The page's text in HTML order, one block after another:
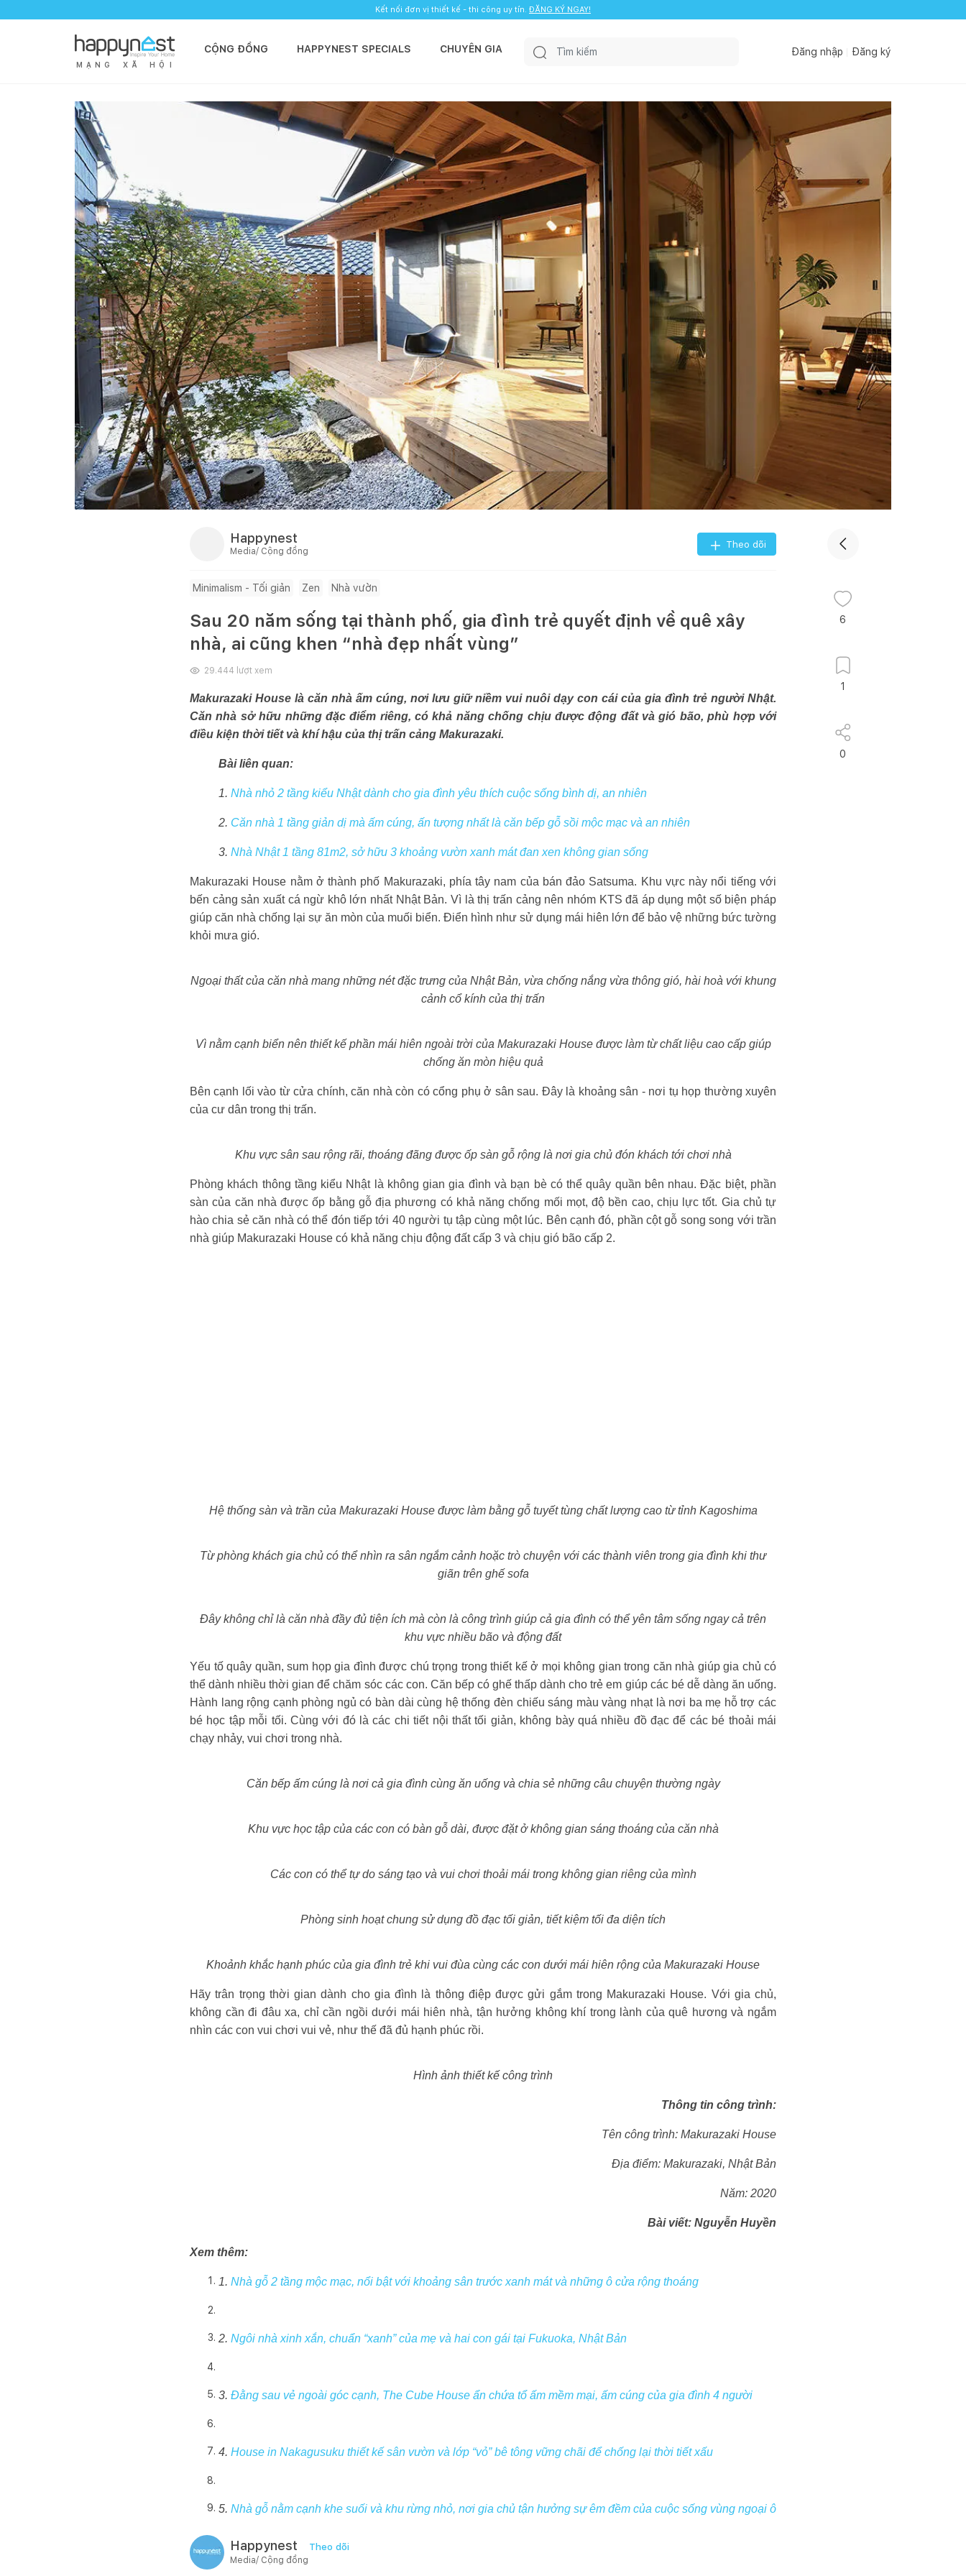
Kết nối đơn vị thiết kế - thi công uy tín. ĐĂNG KÝ NGAY!
M Ạ N G X Ã H Ộ I
CỘNG ĐỒNG HAPPYNEST SPECIALS CHUYÊN GIA Đăng nhập Đăng ký
Happynest
Media/ Cộng đồng
Theo dõi
Minimalism - Tối giản Zen Nhà vườn
Sau 20 năm sống tại thành phố, gia đình trẻ quyết định về quê xây
nhà, ai cũng khen “nhà đẹp nhất vùng”
29.444 lượt xem
Makurazaki House là căn nhà ấm cúng, nơi lưu giữ niềm vui nuôi dạy con cái của gia đình trẻ người Nhật.
Căn nhà sở hữu những đặc điểm riêng, có khả năng chống chịu được động đất và gió bão, phù hợp với
điều kiện thời tiết và khí hậu của thị trấn cảng Makurazaki.
Bài liên quan:
1. Nhà nhỏ 2 tầng kiểu Nhật dành cho gia đình yêu thích cuộc sống bình dị, an nhiên
2. Căn nhà 1 tầng giản dị mà ấm cúng, ấn tượng nhất là căn bếp gỗ sồi mộc mạc và an nhiên
3. Nhà Nhật 1 tầng 81m2, sở hữu 3 khoảng vườn xanh mát đan xen không gian sống
Makurazaki House nằm ở thành phố Makurazaki, phía tây nam của bán đảo Satsuma. Khu vực này nổi tiếng với
bến cảng sản xuất cá ngừ khô lớn nhất Nhật Bản. Vì là thị trấn cảng nên nhóm KTS đã áp dụng một số biện pháp
giúp căn nhà chống lại sự ăn mòn của muối biển. Điển hình như sử dụng mái hiên lớn để bảo vệ những bức tường
khỏi mưa gió.
Ngoại thất của căn nhà mang những nét đặc trưng của Nhật Bản, vừa chống nắng vừa thông gió, hài hoà với khung
cảnh cổ kính của thị trấn
Vì nằm cạnh biển nên thiết kế phần mái hiên ngoài trời của Makurazaki House được làm từ chất liệu cao cấp giúp
chống ăn mòn hiệu quả
Bên cạnh lối vào từ cửa chính, căn nhà còn có cổng phụ ở sân sau. Đây là khoảng sân - nơi tụ họp thường xuyên
của cư dân trong thị trấn.
Khu vực sân sau rộng rãi, thoáng đãng được ốp sàn gỗ rộng là nơi gia chủ đón khách tới chơi nhà
Phòng khách thông tầng kiểu Nhật là không gian gia đình và bạn bè có thể quây quần bên nhau. Đặc biệt, phần
sàn của căn nhà được ốp bằng gỗ địa phương có khả năng chống mối mọt, độ bền cao, chịu lực tốt. Gia chủ tự
hào chia sẻ căn nhà có thể đón tiếp tới 40 người tụ tập cùng một lúc. Bên cạnh đó, phần cột gỗ song song với trần
nhà giúp Makurazaki House có khả năng chịu động đất cấp 3 và chịu gió bão cấp 2.
Hệ thống sàn và trần của Makurazaki House được làm bằng gỗ tuyết tùng chất lượng cao từ tỉnh Kagoshima
Từ phòng khách gia chủ có thể nhìn ra sân ngắm cảnh hoặc trò chuyện với các thành viên trong gia đình khi thư
giãn trên ghế sofa
Đây không chỉ là căn nhà đầy đủ tiện ích mà còn là công trình giúp cả gia đình có thể yên tâm sống ngay cả trên
khu vực nhiều bão và động đất
Yếu tố quây quần, sum họp gia đình được chú trọng trong thiết kế ở mọi không gian trong căn nhà giúp gia chủ có
thể dành nhiều thời gian để chăm sóc các con. Căn bếp có ghế thấp dành cho trẻ em giúp các bé dễ dàng ăn uống.
Hành lang rộng cạnh phòng ngủ có bàn dài cùng hệ thống đèn chiếu sáng màu vàng nhạt là nơi ba mẹ hỗ trợ các
bé học tập mỗi tối. Cùng với đó là các chi tiết nội thất tối giản, không bày quá nhiều đồ đạc để các bé thoải mái
chạy nhảy, vui chơi trong nhà.
Căn bếp ấm cúng là nơi cả gia đình cùng ăn uống và chia sẻ những câu chuyện thường ngày
Khu vực học tập của các con có bàn gỗ dài, được đặt ở không gian sáng thoáng của căn nhà
Các con có thể tự do sáng tạo và vui chơi thoải mái trong không gian riêng của mình
Phòng sinh hoạt chung sử dụng đồ đạc tối giản, tiết kiệm tối đa diện tích
Khoảnh khắc hạnh phúc của gia đình trẻ khi vui đùa cùng các con dưới mái hiên rộng của Makurazaki House
Hãy trân trọng thời gian dành cho gia đình là thông điệp được gửi gắm trong Makurazaki House. Với gia chủ,
không cần đi đâu xa, chỉ cần ngồi dưới mái hiên nhà, tận hưởng không khí trong lành của quê hương và ngắm
nhìn các con vui chơi vui vẻ, như thế đã đủ hạnh phúc rồi.
Hình ảnh thiết kế công trình
Thông tin công trình:
Tên công trình: Makurazaki House
Địa điểm: Makurazaki, Nhật Bản
Năm: 2020
Bài viết: Nguyễn Huyền
Xem thêm:
1. Nhà gỗ 2 tầng mộc mạc, nổi bật với khoảng sân trước xanh mát và những ô cửa rộng thoáng
2. Ngôi nhà xinh xắn, chuẩn “xanh” của mẹ và hai con gái tại Fukuoka, Nhật Bản
3. Đằng sau vẻ ngoài góc cạnh, The Cube House ẩn chứa tổ ấm mềm mại, ấm cúng của gia đình 4 người
4. House in Nakagusuku thiết kế sân vườn và lớp “vỏ” bê tông vững chãi để chống lại thời tiết xấu
5. Nhà gỗ nằm cạnh khe suối và khu rừng nhỏ, nơi gia chủ tận hưởng sự êm đềm của cuộc sống vùng ngoại ô
Happynest Theo dõi
Media/ Cộng đồng
6
1
0